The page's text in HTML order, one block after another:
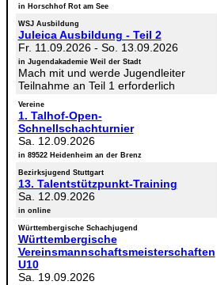
in Horschhof Rot am See
WSJ Ausbildung
Juleica Ausbildung - Teil 2
Fr. 11.09.2026- So. 13.09.2026
in Jugendakademie Weil der Stadt
Mach mit und werde Jugendleiter
Teilnahme an Teil 1 erforderlich
Vereine
1. Talhof-Open-
Schnellschachturnier
Sa. 12.09.2026
in 89522 Heidenheim an der Brenz
Bezirksjugend Stuttgart
13. Talentstützpunkt-Training
Sa. 12.09.2026
in online
Württembergische Schachjugend
Württembergische
Vereinsmannschaftsmeisterschaften
U10
Sa. 19.09.2026